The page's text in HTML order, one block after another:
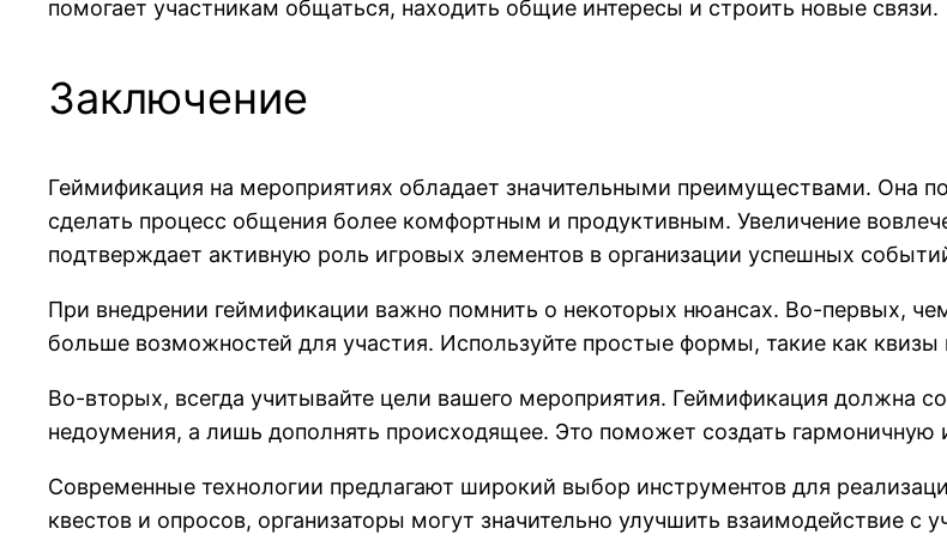
помогает участникам общаться, находить общие интересы и строить новые связи.
Заключение
Геймификация на мероприятиях обладает значительными преимуществами. Она
сделать процесс общения более комфортным и продуктивным. Увеличение
подтверждает активную роль игровых элементов в организации успешных
При внедрении геймификации важно помнить о некоторых нюансах. Во-первых,
больше возможностей для участия. Используйте простые формы, такие как
Во-вторых, всегда учитывайте цели вашего мероприятия. Геймификация должна
недоумения, а лишь дополнять происходящее. Это поможет создать гармоничную
Современные технологии предлагают широкий выбор инструментов для
квестов и опросов, организаторы могут значительно улучшить взаимодействие